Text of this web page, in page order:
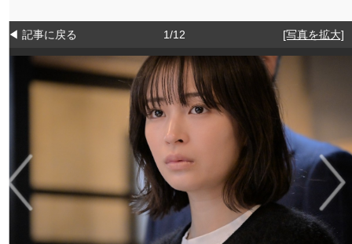
◀ 記事に戻る 1/12 [写真を拡大]